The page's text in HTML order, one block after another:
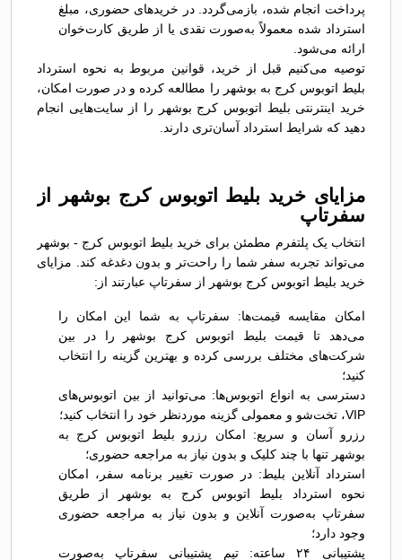
پرداخت انجام شده، بازمی‌گردد. در خریدهای حضوری، مبلغ
استرداد شده معمولاً به‌صورت نقدی یا از طریق کارت‌خوان
ارائه می‌شود.
توصیه می‌کنیم قبل از خرید، قوانین مربوط به نحوه استرداد
بلیط اتوبوس کرج به بوشهر را مطالعه کرده و در صورت امکان،
خرید اینترنتی بلیط اتوبوس کرج بوشهر را از سایت‌هایی انجام
دهید که شرایط استرداد آسان‌تری دارند.
مزایای خرید بلیط اتوبوس کرج بوشهر از
سفرتاپ
انتخاب یک پلتفرم مطمئن برای خرید بلیط اتوبوس کرج - بوشهر
می‌تواند تجربه سفر شما را راحت‌تر و بدون دغدغه کند. مزایای
خرید بلیط اتوبوس کرج بوشهر از سفرتاپ عبارتند از:
امکان مقایسه قیمت‌ها: سفرتاپ به شما این امکان را
می‌دهد تا قیمت بلیط اتوبوس کرج بوشهر را در بین
شرکت‌های مختلف بررسی کرده و بهترین گزینه را انتخاب
کنید؛
دسترسی به انواع اتوبوس‌ها: می‌توانید از بین اتوبوس‌های
VIP، تخت‌شو و معمولی گزینه موردنظر خود را انتخاب کنید؛
رزرو آسان و سریع: امکان رزرو بلیط اتوبوس کرج به
بوشهر تنها با چند کلیک و بدون نیاز به مراجعه حضوری؛
استرداد آنلاین بلیط: در صورت تغییر برنامه سفر، امکان
نحوه استرداد بلیط اتوبوس کرج به بوشهر از طریق
سفرتاپ به‌صورت آنلاین و بدون نیاز به مراجعه حضوری
وجود دارد؛
پشتیبانی ۲۴ ساعته: تیم پشتیبانی سفرتاپ به‌صورت